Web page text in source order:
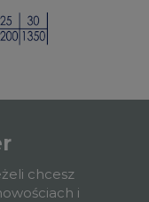
chcesz
i